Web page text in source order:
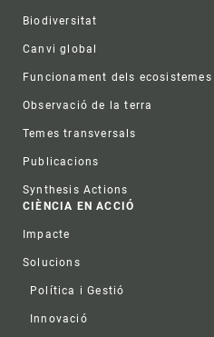
Biodiversitat
Canvi global
Funcionament dels ecosistemes
Observació de la terra
Temes transversals
Publicacions
Synthesis Actions
CIÈNCIA EN ACCIÓ
Impacte
Solucions
Política i Gestió
Innovació